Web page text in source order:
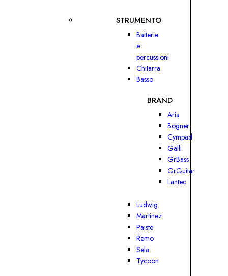
STRUMENTO
Batterie
e
percussioni
Chitarra
Basso
BRAND
Aria
Bogner
Cympad
Galli
GrBass
GrGuitar
Lantec
Ludwig
Martinez
Paiste
Remo
Sela
Tycoon